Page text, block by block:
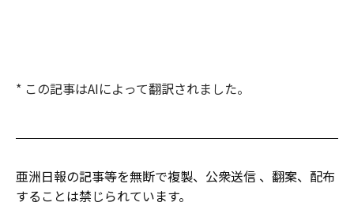
* この記事はAIによって翻訳されました。
亜洲日報の記事等を無断で複製、公衆送信 、翻案、配布
することは禁じられています。